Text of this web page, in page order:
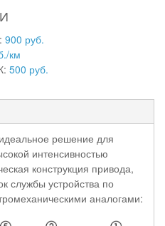
900 руб.
км
500 руб.
решение для
интенсивностью
конструкция привода,
службы устройства по
аналогами: